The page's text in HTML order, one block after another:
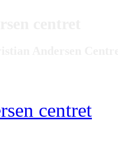
centret